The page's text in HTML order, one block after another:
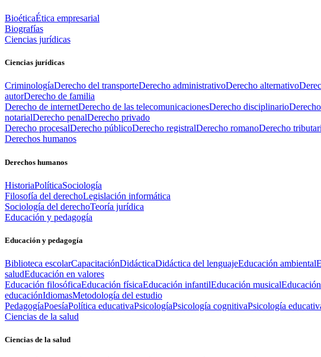
BioéticaÉtica empresarial
Biografías
Ciencias jurídicas
Ciencias jurídicas
CriminologíaDerecho del transporteDerecho administrativoDerecho alternativo
autorDerecho de familia
Derecho de internetDerecho de las telecomunicacionesDerecho disciplinario
notarialDerecho penalDerecho privado
Derecho procesalDerecho públicoDerecho registralDerecho romanoDerecho
Derechos humanos
Derechos humanos
HistoriaPolíticaSociología
Filosofía del derechoLegislación informática
Sociología del derechoTeoría jurídica
Educación y pedagogía
Educación y pedagogía
Biblioteca escolarCapacitaciónDidácticaDidáctica del lenguajeEducación ambiental
saludEducación en valores
Educación filosóficaEducación físicaEducación infantilEducación musical
educaciónIdiomasMetodología del estudio
PedagogíaPoesíaPolítica educativaPsicologíaPsicología cognitivaPsicología
Ciencias de la salud
Ciencias de la salud